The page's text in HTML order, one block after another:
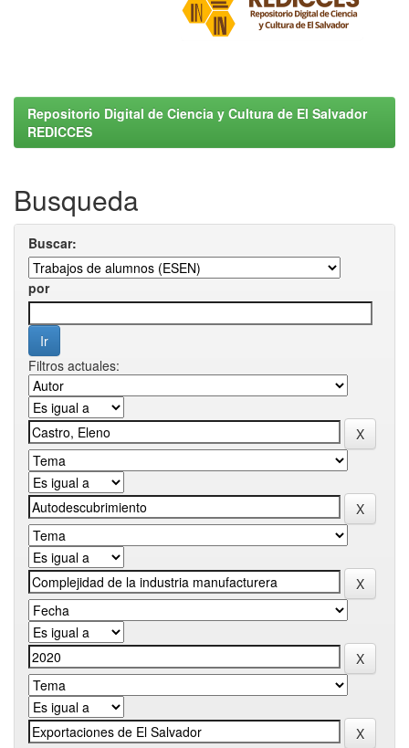
Repositorio Digital de Ciencia y Cultura de El Salvador
REDICCES
Busqueda
Buscar:
por
Filtros actuales: